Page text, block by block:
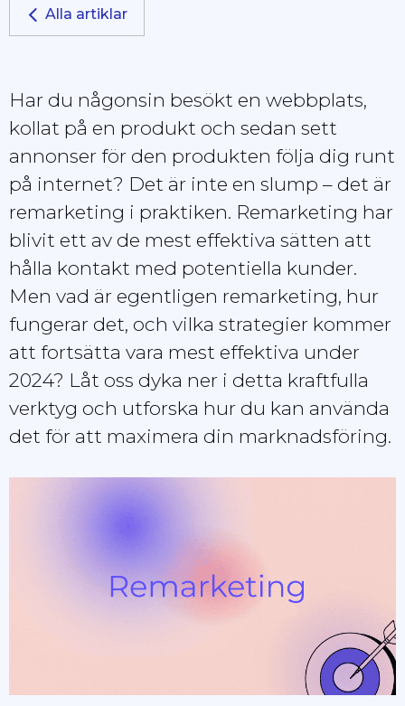
Alla artiklar
Har du någonsin besökt en webbplats,
kollat på en produkt och sedan sett
annonser för den produkten följa dig runt
på internet? Det är inte en slump – det är
remarketing i praktiken. Remarketing har
blivit ett av de mest effektiva sätten att
hålla kontakt med potentiella kunder.
Men vad är egentligen remarketing, hur
fungerar det, och vilka strategier kommer
att fortsätta vara mest effektiva under
2024? Låt oss dyka ner i detta kraftfulla
verktyg och utforska hur du kan använda
det för att maximera din marknadsföring.